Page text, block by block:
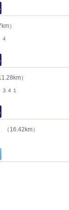
）
）
４１
（16.42km）